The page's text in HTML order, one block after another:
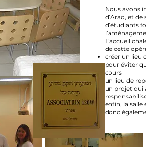
Nous avons
d’Arad, et
d’étudiants
L’accueil
de cette
créer un lieu
pour éviter
cours
un lieu de
un projet qui
enfin, la salle
donc